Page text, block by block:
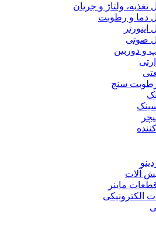
تغذیه، ولتاژ و جریان
دما و رطوبت
اینورتر
صوتی
و دوربین
سنج
آلات
ماینر
الکترونیکی